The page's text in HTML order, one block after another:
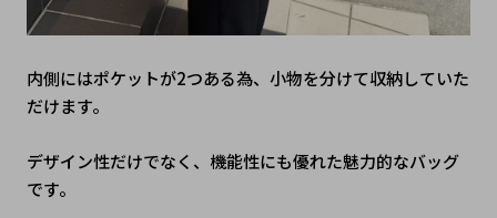
内側にはポケットが2つある為、小物を分けて収納していた
だけます。
デザイン性だけでなく、機能性にも優れた魅力的なバッグ
です。